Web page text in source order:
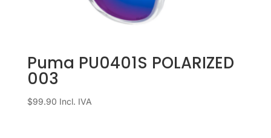
Puma PU0401S POLARIZED
003
$99.90 Incl. IVA